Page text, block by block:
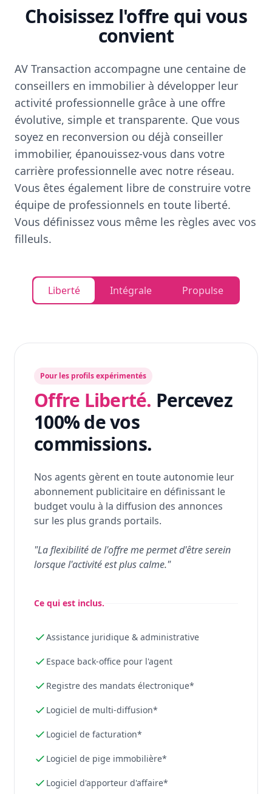
Choisissez l'offre qui vous
convient
AV Transaction accompagne une centaine de
conseillers en immobilier à développer leur
activité professionnelle grâce à une offre
évolutive, simple et transparente. Que vous
soyez en reconversion ou déjà conseiller
immobilier, épanouissez-vous dans votre
carrière professionnelle avec notre réseau.
Vous êtes également libre de construire votre
équipe de professionnels en toute liberté.
Vous définissez vous même les règles avec vos
filleuls.
Liberté Intégrale Propulse
Pour les profils expérimentés
Offre Liberté. Percevez
100% de vos
commissions.
Nos agents gèrent en toute autonomie leur
abonnement publicitaire en définissant le
budget voulu à la diffusion des annonces
sur les plus grands portails.
"La flexibilité de l'offre me permet d'être serein
lorsque l'activité est plus calme."
Ce qui est inclus.
Assistance juridique & administrative
Espace back-office pour l'agent
Registre des mandats électronique*
Logiciel de multi-diffusion*
Logiciel de facturation*
Logiciel de pige immobilière*
Logiciel d'apporteur d'affaire*